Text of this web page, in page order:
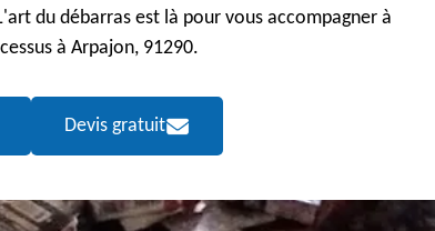
du débarras est là pour vous accompagner à
à Arpajon, 91290.
Devis gratuit